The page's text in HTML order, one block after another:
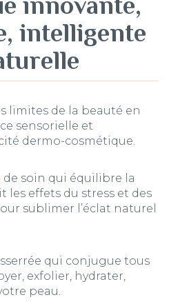
intelligente
limites de la beauté en
sensorielle et
dermo-cosmétique.
soin qui équilibre la
effets du stress et des
sublimer l’éclat naturel
qui conjugue tous
exfolier, hydrater,
peau.